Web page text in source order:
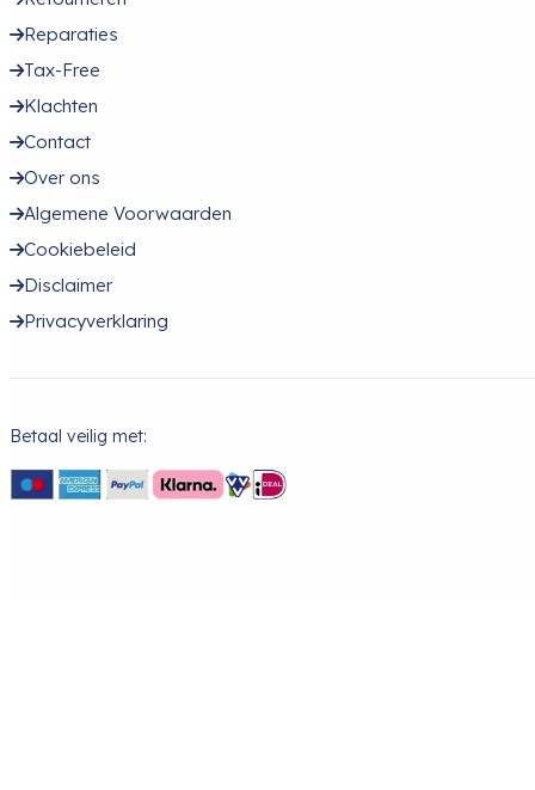
Reparaties
Tax-Free
Klachten
Contact
Over ons
Algemene Voorwaarden
Cookiebeleid
Disclaimer
Privacyverklaring
Betaal veilig met: